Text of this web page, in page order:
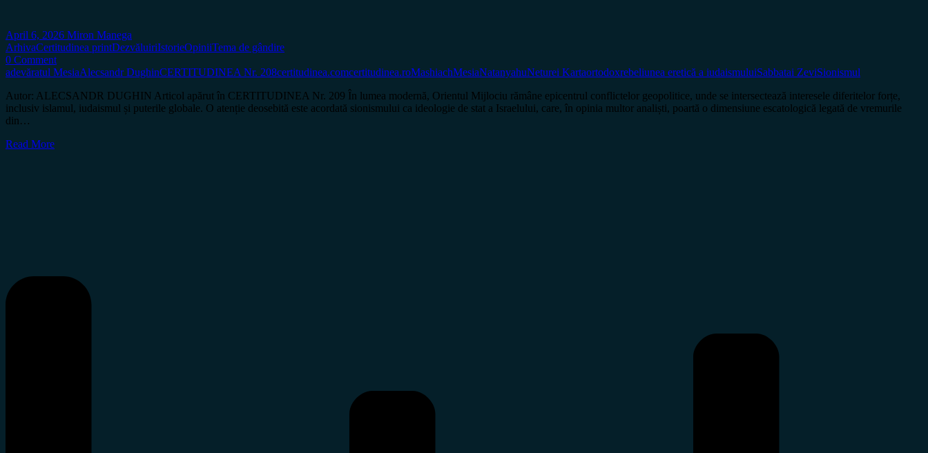
April 6, 2026 Miron Manega
ArhivaCertitudinea printDezvăluiriIstorieOpiniiTema de gândire
0 Comment
adevăratul MesiaAlecsandr DughinCERTITUDINEA Nr. 208certitudinea.comcertitudinea.roMashiachMesiaNatanyahuNeturei Kartaortodoxrebeliunea eretică a iudaismuluiSabbatai ZeviSionismul
Autor: ALECSANDR DUGHIN Articol apărut în CERTITUDINEA Nr. 209 În lumea modernă, Orientul Mijlociu rămâne epicentrul conflictelor geopolitice, unde se intersectează interesele diferitelor forțe,
inclusiv islamul, iudaismul și puterile globale. O atenție deosebită este acordată sionismului ca ideologie de stat a Israelului, care, în opinia multor analiști, poartă o dimensiune escatologică legată de vremurile
din…
Read More